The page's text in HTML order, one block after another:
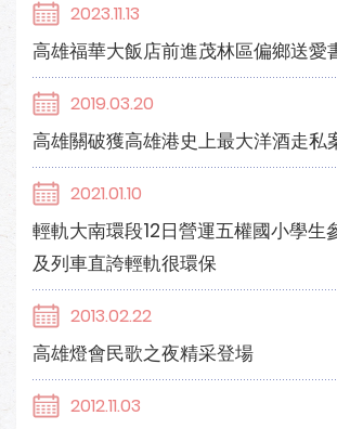
2023.11.13
高雄福華大飯店前進茂林區偏鄉送愛
2019.03.20
高雄關破獲高雄港史上最大洋酒走私
2021.01.10
輕軌大南環段12日營運五權國小學生
及列車直誇輕軌很環保
2013.02.22
高雄燈會民歌之夜精采登場
2012.11.03